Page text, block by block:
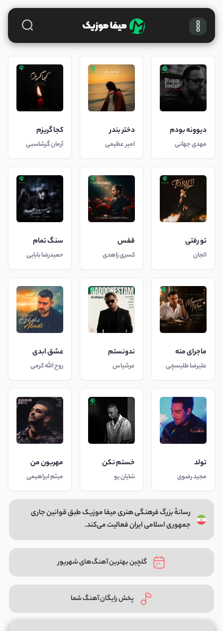
دیوونه بودم
مهدی جهانی
دختر بندر
امیر عظیمی
کجا گریزم
آرمان گرشاسبی
تو رفتی
الجان
قفس
کسری زاهدی
سنگ تمام
حمیدرضا بابایی
ماجرای منه
علیرضا طلیسچی
ندونستم
عرشیاس
عشق ابدی
روح الله کرمی
تولد
مجید رضوی
خستم نکن
شایان یو
مهربون من
میثم ابراهیمی
رسانهٔ بزرگ فرهنگی هنری میفا موزیک طبق قوانین جاری
جمهوری اسلامی ایران فعالیت می‌کند.
گلچین بهترین آهنگ‌های شهریور
پخش رایگان آهنگ شما